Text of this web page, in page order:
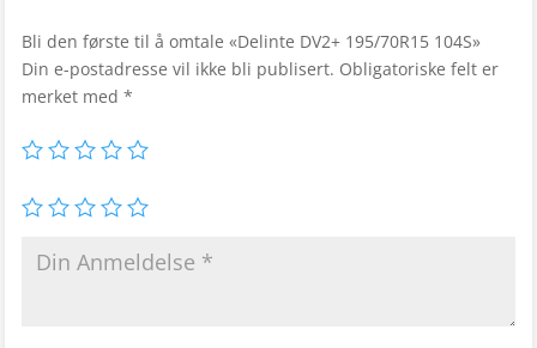
Bli den første til å omtale «Delinte DV2+ 195/70R15 104S»
Din e-postadresse vil ikke bli publisert. Obligatoriske felt er
merket med *